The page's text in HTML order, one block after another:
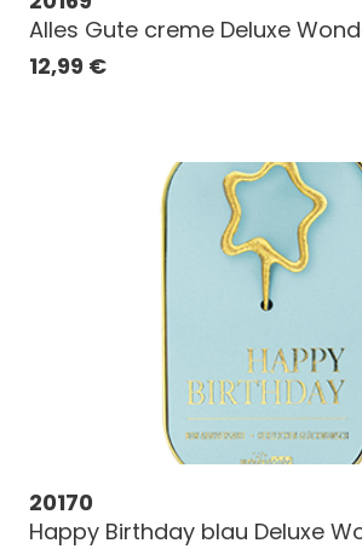
Alles Gute creme Deluxe
12,99 €
20170
Happy Birthday blau Deluxe